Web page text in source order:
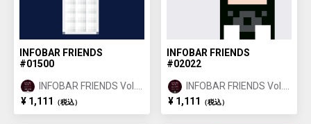
INFOBAR FRIENDS
#01500
INFOBAR FRIENDS Vol.1
ANNIN ①
¥ 1,111 （税込）
INFOBAR FRIENDS
#02022
INFOBAR FRIENDS Vol.1
ICHIMATSU ②
¥ 1,111 （税込）